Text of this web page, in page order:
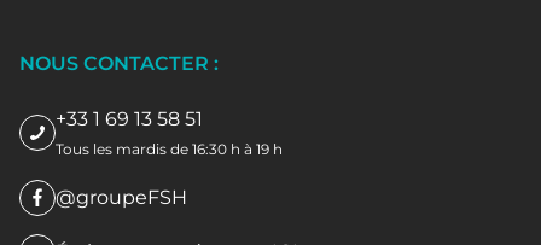
NOUS CONTACTER :
+33 1 69 13 58 51
Tous les mardis de 16:30 h à 19 h
@groupeFSH